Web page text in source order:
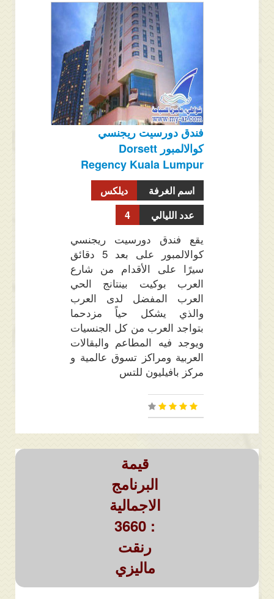
فندق دورسيت ريجنسي
كوالالمبور Dorsett
Regency Kuala Lumpur
اسم الغرفة
ديلكس
عدد الليالي
4
يقع فندق دورسيت ريجنسي
كوالالمبور على بعد 5 دقائق
سيرًا على الأقدام من شارع
العرب بوكيت بينتانج الحي
العرب المفضل لدى العرب
والذي يشكل حياً مزدحما
بتواجد العرب من كل الجنسيات
ويوجد فيه المطاعم والبقالات
العربية ومراكز تسوق عالمية و
مركز بافيليون للتس
قيمة
البرنامج
الاجمالية
: 3660
رنقت
ماليزي